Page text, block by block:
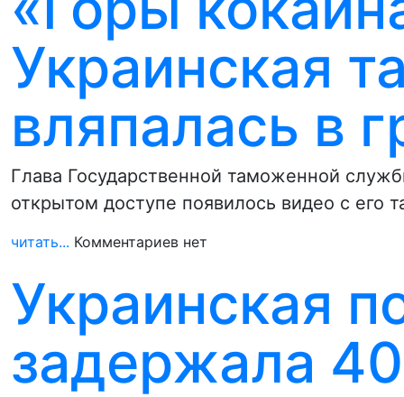
Украинская
вляпалась в
Глава Государственной таможенной
открытом доступе появилось видео с его
читать... Комментариев нет
Украинская
задержала